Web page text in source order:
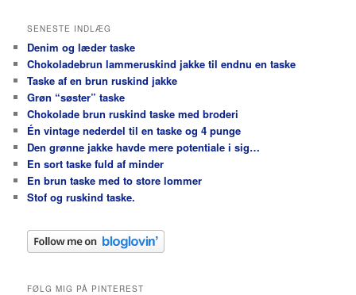
SENESTE INDLÆG
Denim og læder taske
Chokoladebrun lammeruskind jakke til endnu en taske
Taske af en brun ruskind jakke
Grøn “søster” taske
Chokolade brun ruskind taske med broderi
Én vintage nederdel til en taske og 4 punge
Den grønne jakke havde mere potentiale i sig…
En sort taske fuld af minder
En brun taske med to store lommer
Stof og ruskind taske.
FØLG MIG PÅ PINTEREST